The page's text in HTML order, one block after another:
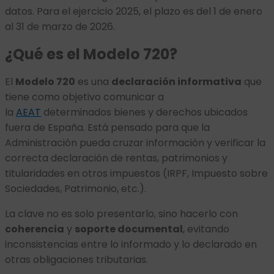
datos. Para el ejercicio 2025, el plazo es del 1 de enero
al 31 de marzo de 2026.
¿Qué es el Modelo 720?
El Modelo 720 es una declaración informativa que
tiene como objetivo comunicar a
la AEAT determinados bienes y derechos ubicados
fuera de España. Está pensado para que la
Administración pueda cruzar información y verificar la
correcta declaración de rentas, patrimonios y
titularidades en otros impuestos (IRPF, Impuesto sobre
Sociedades, Patrimonio, etc.).
La clave no es solo presentarlo, sino hacerlo con
coherencia y soporte documental, evitando
inconsistencias entre lo informado y lo declarado en
otras obligaciones tributarias.